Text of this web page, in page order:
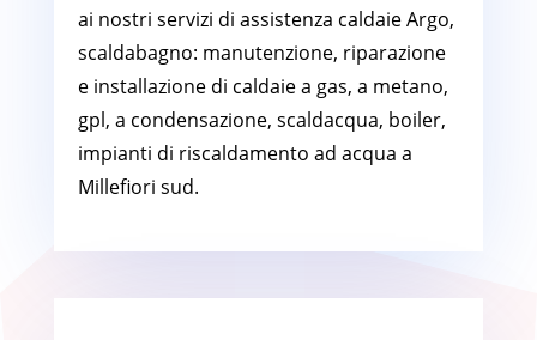
ai nostri servizi di assistenza caldaie Argo,
scaldabagno: manutenzione, riparazione
e installazione di caldaie a gas, a metano,
gpl, a condensazione, scaldacqua, boiler,
impianti di riscaldamento ad acqua a
Millefiori sud.